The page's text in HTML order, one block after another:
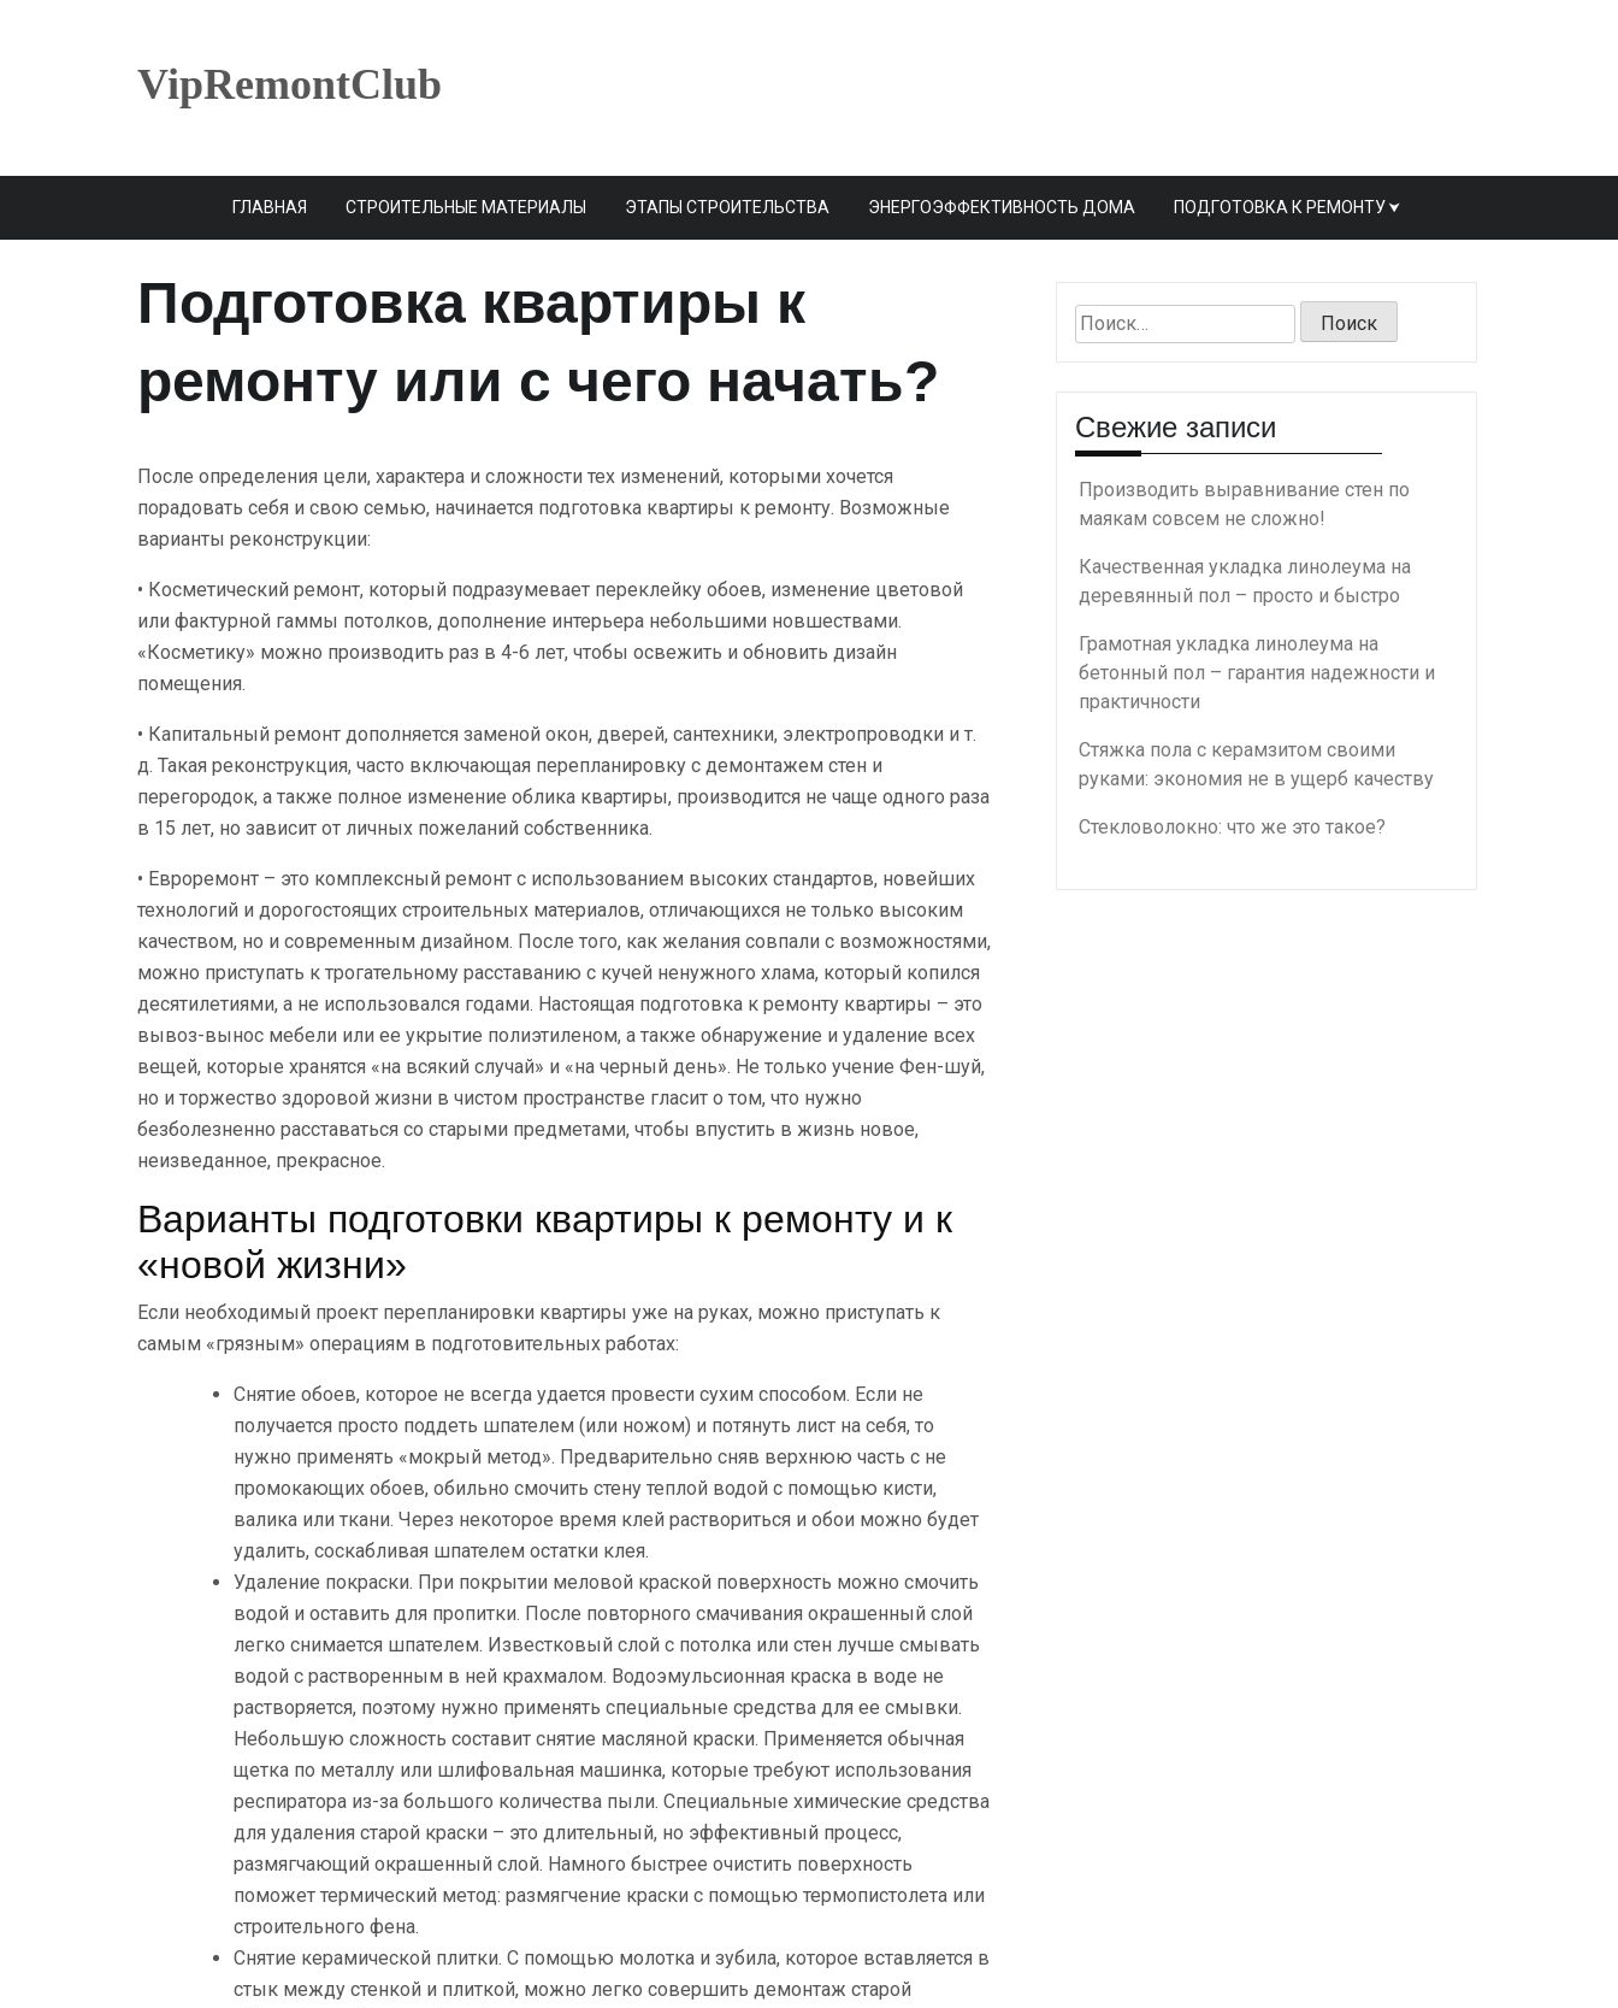
VipRemontClub
ГЛАВНАЯ СТРОИТЕЛЬНЫЕ МАТЕРИАЛЫ ЭТАПЫ СТРОИТЕЛЬСТВА ЭНЕРГОЭФФЕКТИВНОСТЬ ДОМА ПОДГОТОВКА К РЕМОНТУ
Подготовка квартиры к
ремонту или с чего начать?
После определения цели, характера и сложности тех изменений, которыми хочется
порадовать себя и свою семью, начинается подготовка квартиры к ремонту. Возможные
варианты реконструкции:
• Косметический ремонт, который подразумевает переклейку обоев, изменение цветовой
или фактурной гаммы потолков, дополнение интерьера небольшими новшествами.
«Косметику» можно производить раз в 4-6 лет, чтобы освежить и обновить дизайн
помещения.
• Капитальный ремонт дополняется заменой окон, дверей, сантехники, электропроводки и т.
д. Такая реконструкция, часто включающая перепланировку с демонтажем стен и
перегородок, а также полное изменение облика квартиры, производится не чаще одного раза
в 15 лет, но зависит от личных пожеланий собственника.
• Евроремонт – это комплексный ремонт с использованием высоких стандартов, новейших
технологий и дорогостоящих строительных материалов, отличающихся не только высоким
качеством, но и современным дизайном. После того, как желания совпали с возможностями,
можно приступать к трогательному расставанию с кучей ненужного хлама, который копился
десятилетиями, а не использовался годами. Настоящая подготовка к ремонту квартиры – это
вывоз-вынос мебели или ее укрытие полиэтиленом, а также обнаружение и удаление всех
вещей, которые хранятся «на всякий случай» и «на черный день». Не только учение Фен-шуй,
но и торжество здоровой жизни в чистом пространстве гласит о том, что нужно
безболезненно расставаться со старыми предметами, чтобы впустить в жизнь новое,
неизведанное, прекрасное.
Варианты подготовки квартиры к ремонту и к
«новой жизни»
Если необходимый проект перепланировки квартиры уже на руках, можно приступать к
самым «грязным» операциям в подготовительных работах:
Снятие обоев, которое не всегда удается провести сухим способом. Если не
получается просто поддеть шпателем (или ножом) и потянуть лист на себя, то
нужно применять «мокрый метод». Предварительно сняв верхнюю часть с не
промокающих обоев, обильно смочить стену теплой водой с помощью кисти,
валика или ткани. Через некоторое время клей раствориться и обои можно будет
удалить, соскабливая шпателем остатки клея.
Удаление покраски. При покрытии меловой краской поверхность можно смочить
водой и оставить для пропитки. После повторного смачивания окрашенный слой
легко снимается шпателем. Известковый слой с потолка или стен лучше смывать
водой с растворенным в ней крахмалом. Водоэмульсионная краска в воде не
растворяется, поэтому нужно применять специальные средства для ее смывки.
Небольшую сложность составит снятие масляной краски. Применяется обычная
щетка по металлу или шлифовальная машинка, которые требуют использования
респиратора из-за большого количества пыли. Специальные химические средства
для удаления старой краски – это длительный, но эффективный процесс,
размягчающий окрашенный слой. Намного быстрее очистить поверхность
поможет термический метод: размягчение краски с помощью термопистолета или
строительного фена.
Снятие керамической плитки. С помощью молотка и зубила, которое вставляется в
стык между стенкой и плиткой, можно легко совершить демонтаж старой
Найти:
Свежие записи
Производить выравнивание стен по
маякам совсем не сложно!
Качественная укладка линолеума на
деревянный пол – просто и быстро
Грамотная укладка линолеума на
бетонный пол – гарантия надежности и
практичности
Стяжка пола с керамзитом своими
руками: экономия не в ущерб качеству
Стекловолокно: что же это такое?